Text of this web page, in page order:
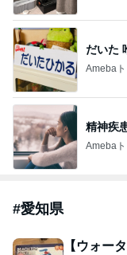
だいた
Ameba
精神疾
Ameba
#愛知県
【ウォー